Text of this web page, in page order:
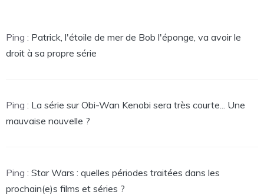
Ping : Patrick, l'étoile de mer de Bob l'éponge, va avoir le
droit à sa propre série
Ping : La série sur Obi-Wan Kenobi sera très courte... Une
mauvaise nouvelle ?
Ping : Star Wars : quelles périodes traitées dans les
prochain(e)s films et séries ?